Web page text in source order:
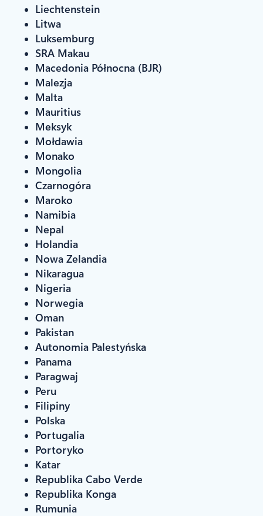
Liechtenstein
Litwa
Luksemburg
SRA Makau
Macedonia Północna (BJR)
Malezja
Malta
Mauritius
Meksyk
Mołdawia
Monako
Mongolia
Czarnogóra
Maroko
Namibia
Nepal
Holandia
Nowa Zelandia
Nikaragua
Nigeria
Norwegia
Oman
Pakistan
Autonomia Palestyńska
Panama
Paragwaj
Peru
Filipiny
Polska
Portugalia
Portoryko
Katar
Republika Cabo Verde
Republika Konga
Rumunia